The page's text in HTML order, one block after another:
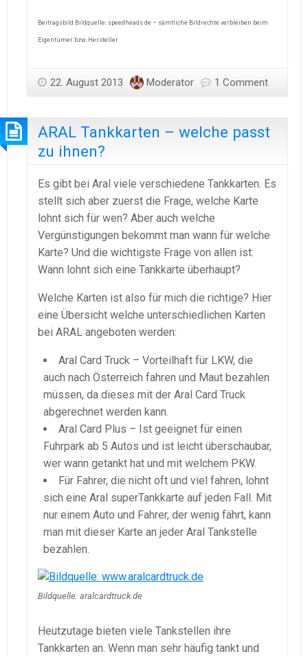
Beitragsbild Bildquelle: speedheads de – sämtliche Bildrechte verbleiben beim
Eigentümer bzw. Hersteller
22. August 2013 Moderator 1 Comment
ARAL Tankkarten – welche passt
zu ihnen?
Es gibt bei Aral viele verschiedene Tankkarten. Es
stellt sich aber zuerst die Frage, welche Karte
lohnt sich für wen? Aber auch welche
Vergünstigungen bekommt man wann für welche
Karte? Und die wichtigste Frage von allen ist:
Wann lohnt sich eine Tankkarte überhaupt?
Welche Karten ist also für mich die richtige? Hier
eine Übersicht welche unterschiedlichen Karten
bei ARAL angeboten werden:
Aral Card Truck – Vorteilhaft für LKW, die
auch nach Österreich fahren und Maut bezahlen
müssen, da dieses mit der Aral Card Truck
abgerechnet werden kann.
Aral Card Plus – Ist geeignet für einen
Fuhrpark ab 5 Autos und ist leicht überschaubar,
wer wann getankt hat und mit welchem PKW.
Für Fahrer, die nicht oft und viel fahren, lohnt
sich eine Aral superTankkarte auf jeden Fall. Mit
nur einem Auto und Fahrer, der wenig fährt, kann
man mit dieser Karte an jeder Aral Tankstelle
bezahlen.
Bildquelle: aralcardtruck.de
Heutzutage bieten viele Tankstellen ihre
Tankkarten an. Wenn man sehr häufig tankt und